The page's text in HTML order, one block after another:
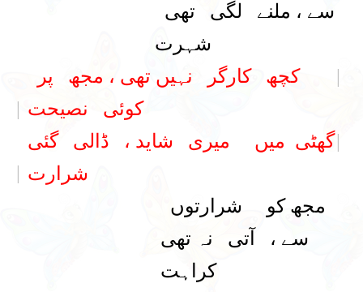
سے ، ملنے لگی تھی
شہرت
کچھ کارگر نہیں تھی ، مجھ پر
کوئی نصیحت
گھٹی میں میری شاید ، ڈالی گئی
شرارت
مجھ کو شرارتوں
سے ، آتی نہ تھی
کراہت